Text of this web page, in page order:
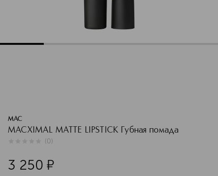
MAC
MACXIMAL MATTE LIPSTICK Губная помада
(0)
3 250 ¤